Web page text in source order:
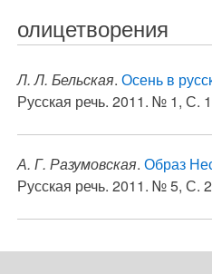
here:
олицетворения
Л. Л. Бельская. Осень в
Русская речь. 2011. № 1, С.
А. Г. Разумовская. Образ
Русская речь. 2011. № 5, С.